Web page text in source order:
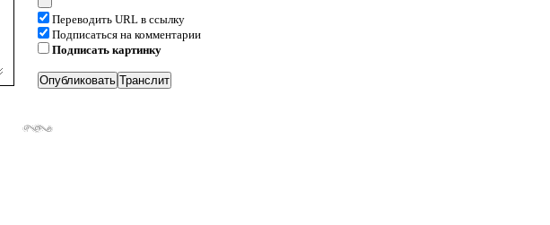
Переводить URL в ссылку
Подписаться на комментарии
Подписать картинку